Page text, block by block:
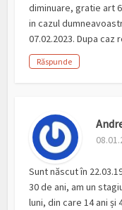
diminuare, gratie art
in cazul
07.02.2023. Dupa caz
Răspunde
Sunt născut în
30 de ani, am un
luni, din care 14 ani și